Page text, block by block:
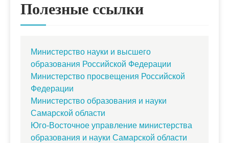
Полезные ссылки
Министерство науки и высшего
образования Российской Федерации
Министерство просвещения Российской
Федерации
Министерство образования и науки
Самарской области
Юго-Восточное управление министерства
образования и науки Самарской области